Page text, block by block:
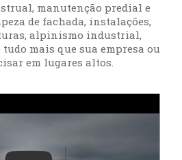
manutenção predial e
de fachada, instalações,
alpinismo industrial,
mais que sua empresa ou
em lugares altos.